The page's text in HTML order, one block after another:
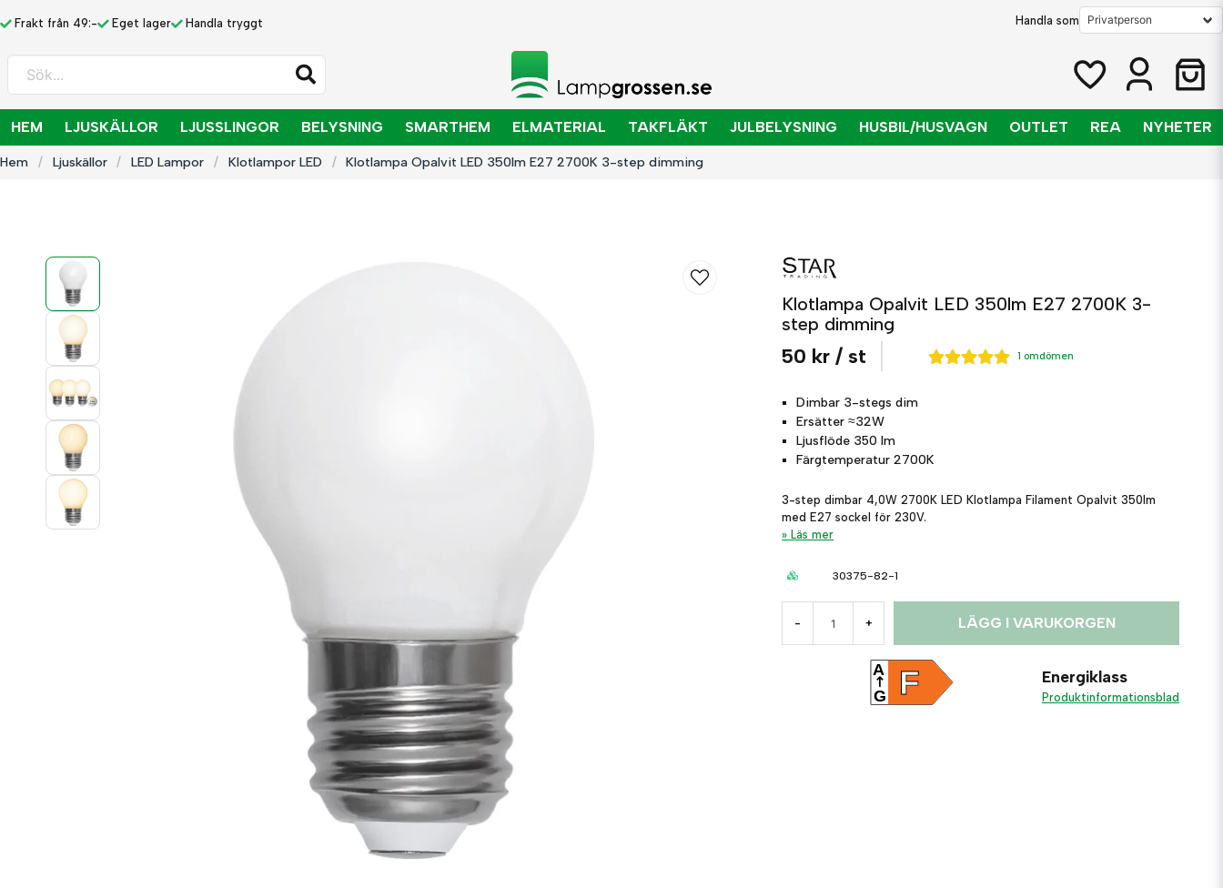
Frakt från 49:- Eget lager Handla tryggt Handla som
Sök...
HEM LJUSKÄLLOR LJUSSLINGOR BELYSNING SMARTHEM ELMATERIAL TAKFLÄKT JULBELYSNING HUSBIL/HUSVAGN OUTLET REA NYHETER
Hem Ljuskällor LED Lampor Klotlampor LED Klotlampa Opalvit LED 350lm E27 2700K 3-step dimming
Klotlampa Opalvit LED 350lm E27 2700K 3-
step dimming
50 kr / st 1 omdömen
Dimbar 3-stegs dim
Ersätter≈32W
Ljusflöde 350 lm
Färgtemperatur2700K
3-step dimbar 4,0W 2700K LED Klotlampa Filament Opalvit 350lm
med E27 sockel för 230V.
Läs mer
30375-82-1
- + LÄGG I VARUKORGEN
F
A
G
Energiklass
Produktinformationsblad